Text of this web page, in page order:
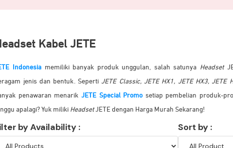
Kabel JETE
Indonesiamemiliki banyak produk unggulan, salah satunya Headset
jenis dan bentuk. Seperti JETE Classic, JETE HX1, JETE HX3, JETE
penawaran menarikJETE Special Promo setiap pembelian produk-
apalagi? Yuk miliki HeadsetJETE dengan Harga Murah Sekarang!
by Availability : Sort by :